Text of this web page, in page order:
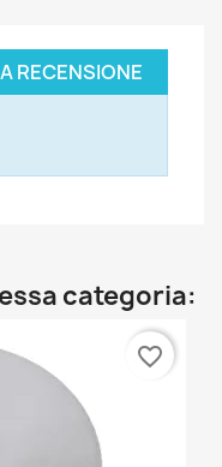
RECENSIONE
categoria:
favorite_border